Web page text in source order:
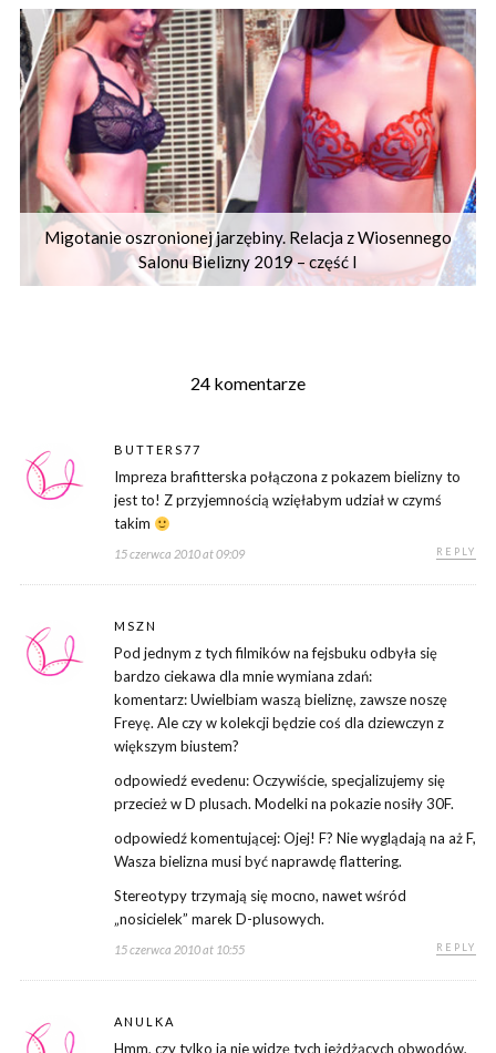
Migotanie oszronionej jarzębiny. Relacja z Wiosennego
Salonu Bielizny 2019 – część I
24 komentarze
BUTTERS77
Impreza brafitterska połączona z pokazem bielizny to
jest to! Z przyjemnością wzięłabym udział w czymś
takim
15 czerwca 2010 at 09:09 REPLY
MSZN
Pod jednym z tych filmików na fejsbuku odbyła się
bardzo ciekawa dla mnie wymiana zdań:
komentarz: Uwielbiam waszą bieliznę, zawsze noszę
Freyę. Ale czy w kolekcji będzie coś dla dziewczyn z
większym biustem?
odpowiedź evedenu: Oczywiście, specjalizujemy się
przecież w D plusach. Modelki na pokazie nosiły 30F.
odpowiedź komentującej: Ojej! F? Nie wyglądają na aż F,
Wasza bielizna musi być naprawdę flattering.
Stereotypy trzymają się mocno, nawet wśród
„nosicielek” marek D-plusowych.
15 czerwca 2010 at 10:55 REPLY
ANULKA
Hmm, czy tylko ja nie widzę tych jeżdżących obwodów,